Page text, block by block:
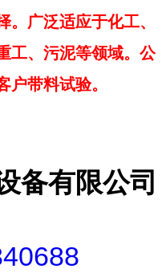
广泛适应于化工、
工、污泥等领域。公
户带料试验。
备有限公司